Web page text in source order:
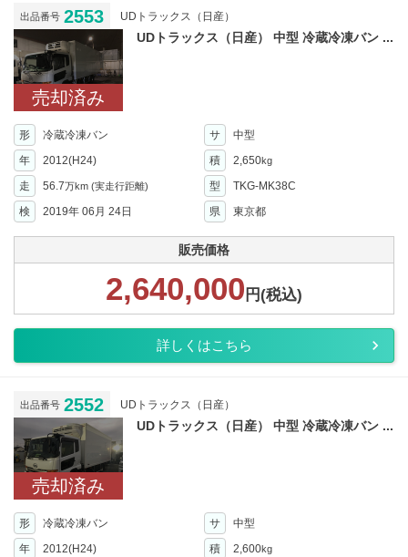
出品番号 2553 UDトラックス（日産）
売却済み
UDトラックス（日産） 中型 冷蔵冷凍バン ...
形 冷蔵冷凍バン サ
中型
年
2012(H24) 積 2,650kg
走 56.7万km (実走行距離) 型
TKG-MK38C
検
2019年 06月 24日 県 東京都
販売価格
2,640,000 円(税込)
詳しくはこちら
出品番号 2552 UDトラックス（日産）
売却済み
UDトラックス（日産） 中型 冷蔵冷凍バン ...
形 冷蔵冷凍バン サ
中型
年
2012(H24) 積 2,600kg